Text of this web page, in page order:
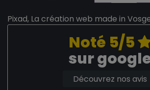
Pixad, La création web made in
Noté 5/5
sur
Découvrez nos avis